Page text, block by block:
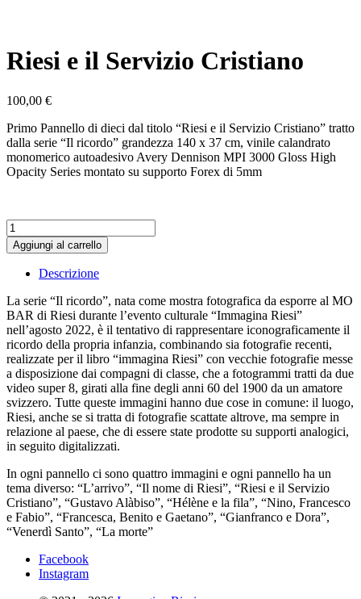
Riesi e il Servizio Cristiano
100,00 €
Primo Pannello di dieci dal titolo “Riesi e il Servizio Cristiano” tratto
dalla serie “Il ricordo” grandezza 140 x 37 cm, vinile calandrato
monomerico autoadesivo Avery Dennison MPI 3000 Gloss High
Opacity Series montato su supporto Forex di 5mm
Riesi
e
il
Servizio
Cristiano
quantità
Aggiungi al carrello
Descrizione
La serie “Il ricordo”, nata come mostra fotografica da esporre al MO
BAR di Riesi durante l’evento culturale “Immagina Riesi”
nell’agosto 2022, è il tentativo di rappresentare iconograficamente il
ricordo della propria infanzia, combinando sia fotografie recenti,
realizzate per il libro “immagina Riesi” con vecchie fotografie messe
a disposizione dai compagni di classe, che a fotogrammi tratti da due
video super 8, girati alla fine degli anni 60 del 1900 da un amatore
svizzero. Tutte queste immagini hanno due cose in comune: il luogo,
Riesi, anche se si tratta di fotografie scattate altrove, ma sempre in
relazione al paese, che di essere state prodotte su supporti analogici,
in seguito digitalizzati.
In ogni pannello ci sono quattro immagini e ogni pannello ha un
tema diverso: “L’arrivo”, “Il nome di Riesi”, “Riesi e il Servizio
Cristiano”, “Gustavo Alàbiso”, “Hélène e la fila”, “Nino, Francesco
e Fabio”, “Francesca, Benito e Gaetano”, “Gianfranco e Dora”,
“Venerdì Santo”, “La morte”
Facebook
Instagram